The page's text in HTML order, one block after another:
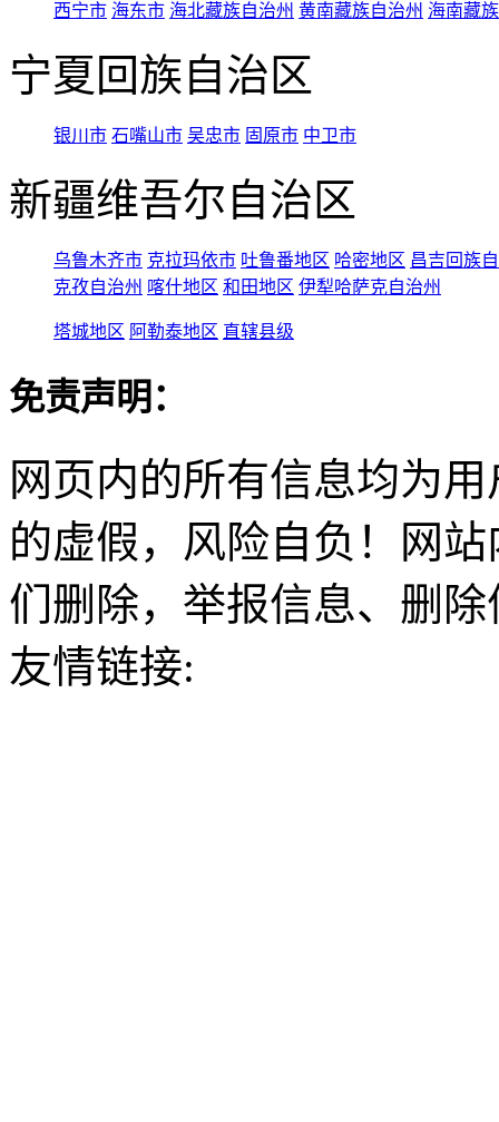
西宁市 海东市 海北藏族自治州 黄南藏族自治州 海南藏
宁夏回族自治区
银川市 石嘴山市 吴忠市 固原市 中卫市
新疆维吾尔自治区
乌鲁木齐市 克拉玛依市 吐鲁番地区 哈密地区 昌吉回族
克孜自治州 喀什地区 和田地区 伊犁哈萨克自治州
塔城地区 阿勒泰地区 直辖县级
免责声明：
网页内的所有信息均为
的虚假，风险自负！网
们删除，举报信息、删
友情链接: